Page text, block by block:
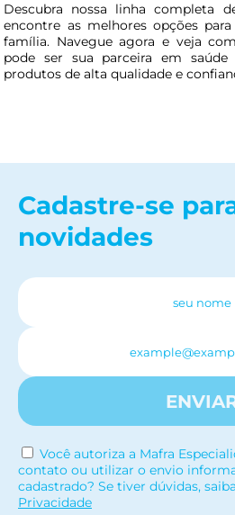
Descubra nossa linha completa
encontre as melhores opções
família. Navegue agora e veja
pode ser sua parceira em saúde
produtos de alta qualidade e
Cadastre-se
novidades
Você autoriza a Mafra
contato ou utilizar o envio
cadastrado? Se tiver dúvidas,
Privacidade